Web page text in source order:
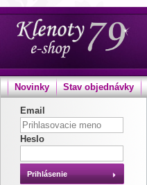
Novinky Stav objednávky
Email
Heslo
Prihlásenie